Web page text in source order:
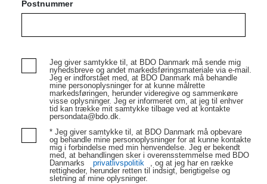
Postnummer
Jeg giver samtykke til, at BDO Danmark må sende mig
nyhedsbreve og andet markedsføringsmateriale via e-mail.
Jeg er indforstået med, at BDO Danmark må behandle
mine personoplysninger for at kunne målrette
markedsføringen, herunder videregive og sammenkøre
visse oplysninger. Jeg er informeret om, at jeg til enhver
tid kan trække mit samtykke tilbage ved at kontakte
persondata@bdo.dk.
* Jeg giver samtykke til, at BDO Danmark må opbevare
og behandle mine personoplysninger for at kunne kontakte
mig i forbindelse med min henvendelse. Jeg er bekendt
med, at behandlingen sker i overensstemmelse med BDO
Danmarks
privatlivspolitik
, og at jeg har en række
rettigheder, herunder retten til indsigt, berigtigelse og
sletning af mine oplysninger.